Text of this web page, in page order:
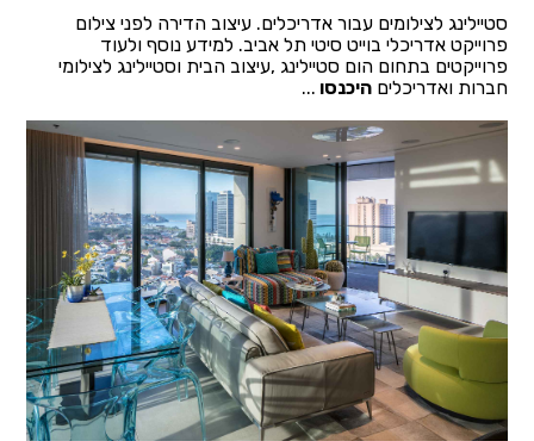
סטיילינג לצילומים עבור אדריכלים. עיצוב הדירה לפני צילום
פרוייקט אדריכלי בוייט סיטי תל אביב. למידע נוסף ולעוד
פרוייקטים בתחום הום סטיילינג ,עיצוב הבית וסטיילינג לצילומי
חברות ואדריכליםהיכנסו ...